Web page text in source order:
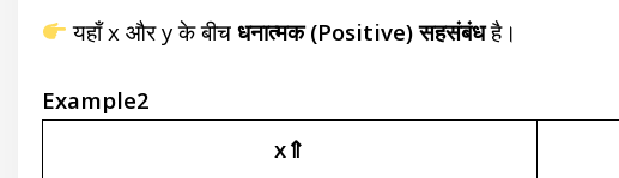
यहाँ x और y के बीचधनात्मक (Positive) सहसंबंधहै।
Example2
x⇑